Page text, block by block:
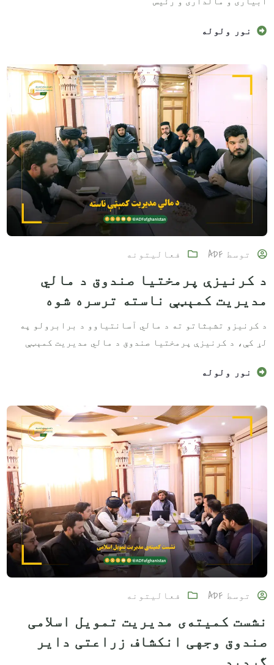
نور ولوله
توسطADF فعالیتونه
د کرنیزې پرمختیا صندوق د مالي
مدیریت کمېټې ناسته ترسره شوه
د کرنیزو تشبثاتو ته د مالي آسانتیاوو د برابرولو په
لړ کې، د کرنیزې پرمختیا صندوق د مالي مدیریت کمېټې
نور ولوله
توسطADF فعالیتونه
نشست کمیته‌ی مدیریت تمویل اسلامی
صندوق وجهی انکشاف زراعتی دایر